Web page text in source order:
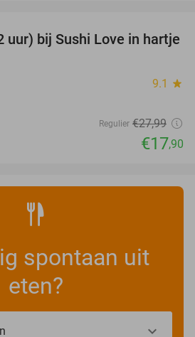
36%
uur) bij Sushi Love in hartje
9.1 star
Regulier €27,99
€17,90
spontaan uit
eten?